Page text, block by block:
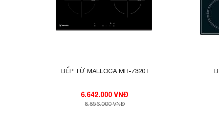
BẾP TỪ MALLOCA MH-7320 I
6.642.000 VNĐ
8.856.000 VNĐ